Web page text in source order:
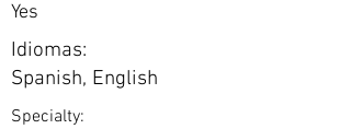
Yes
Idiomas:
Spanish, English
Specialty: